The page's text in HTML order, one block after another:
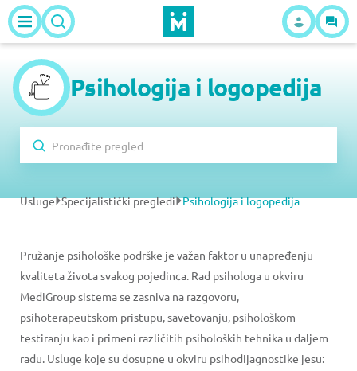
Psihologija i logopedija
Usluge Specijalistički pregledi Psihologija i logopedija
Pružanje psihološke podrške je važan faktor u unapređenju
kvaliteta života svakog pojedinca. Rad psihologa u okviru
MediGroup sistema se zasniva na razgovoru,
psihoterapeutskom pristupu, savetovanju, psihološkom
testiranju kao i primeni različitih psiholoških tehnika u daljem
radu. Usluge koje su dosupne u okviru psihodijagnostike jesu: